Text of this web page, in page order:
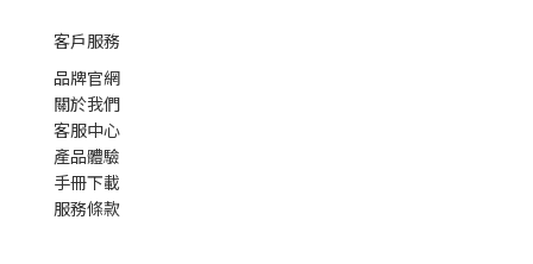
客戶服務
品牌官網
關於我們
客服中心
產品體驗
手冊下載
服務條款